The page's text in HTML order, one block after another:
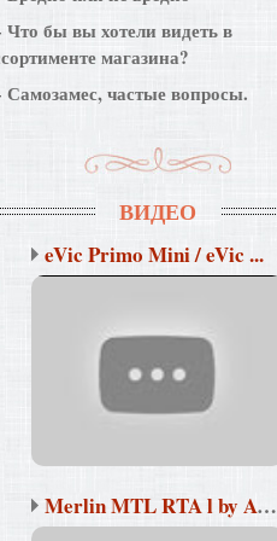
Что бы вы хотели видеть в
магазина?
Самозамес, частые вопросы.
ВИДЕО
eVic Primo Mini / eVic ...
Merlin MTL RTA l by Aug...